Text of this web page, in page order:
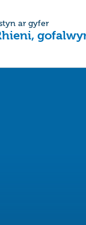
ar gyfer